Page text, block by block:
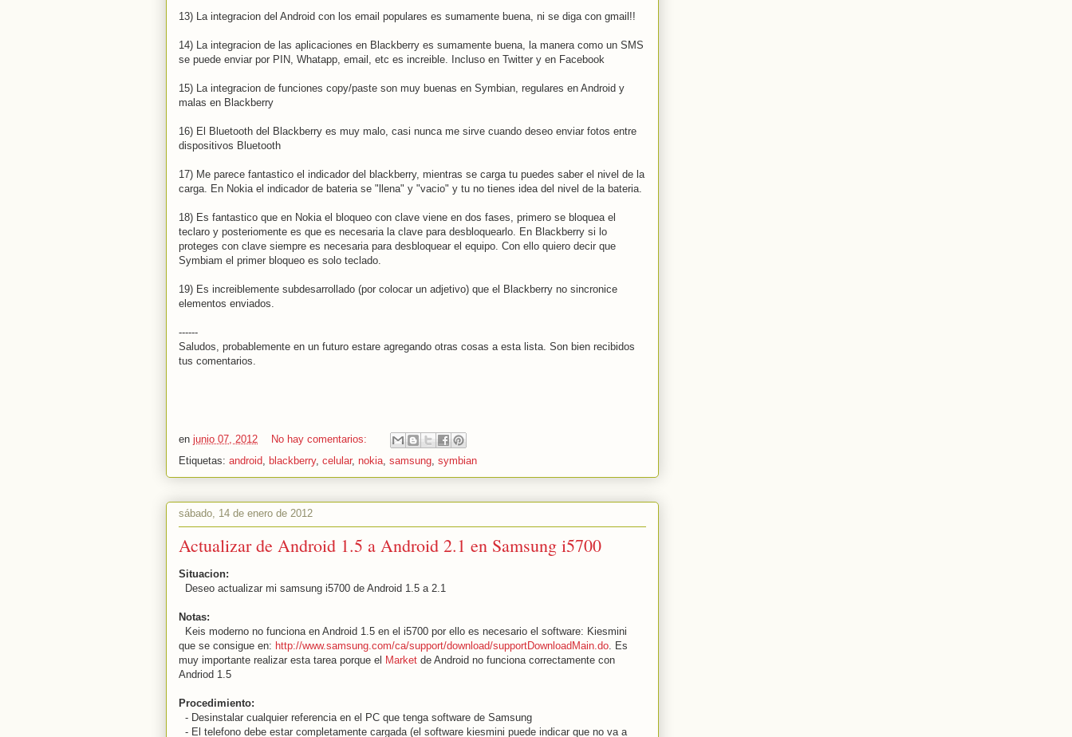
13) La integracion del Android con los email populares es sumamente buena, ni se diga con gmail!!
14) La integracion de las aplicaciones en Blackberry es sumamente buena, la manera como un SMS
se puede enviar por PIN, Whatapp, email, etc es increible. Incluso en Twitter y en Facebook
15) La integracion de funciones copy/paste son muy buenas en Symbian, regulares en Android y
malas en Blackberry
16) El Bluetooth del Blackberry es muy malo, casi nunca me sirve cuando deseo enviar fotos entre
dispositivos Bluetooth
17) Me parece fantastico el indicador del blackberry, mientras se carga tu puedes saber el nivel de la
carga. En Nokia el indicador de bateria se "llena" y "vacio" y tu no tienes idea del nivel de la bateria.
18) Es fantastico que en Nokia el bloqueo con clave viene en dos fases, primero se bloquea el
teclaro y posteriomente es que es necesaria la clave para desbloquearlo. En Blackberry si lo
proteges con clave siempre es necesaria para desbloquear el equipo. Con ello quiero decir que
Symbiam el primer bloqueo es solo teclado.
19) Es increiblemente subdesarrollado (por colocar un adjetivo) que el Blackberry no sincronice
elementos enviados.
------
Saludos, probablemente en un futuro estare agregando otras cosas a esta lista. Son bien recibidos
tus comentarios.
en junio 07, 2012
No hay comentarios:
Etiquetas: android blackberry, celular, nokia samsung symbian
sábado, 14 de enero de 2012
Actualizar de Android 1.5 a Android 2.1 en Samsung i5700
Situacion:
Deseo actualizar mi samsung i5700 de Android 1.5 a 2.1
Notas:
Keis moderno no funciona en Android 1.5 en el i5700 por ello es necesario el software: Kiesmini
que se consigue en: http://www.samsung.com/ca/support/download/supportDownloadMain.do . Es
muy importante realizar esta tarea porque el Market de Android no funciona correctamente con
Andriod 1.5
Procedimiento:
- Desinstalar cualquier referencia en el PC que tenga software de Samsung
- El telefono debe estar completamente cargada (el software kiesmini puede indicar que no va a